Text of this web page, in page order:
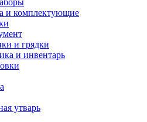
и комплектующие
и грядки
и инвентарь
утварь